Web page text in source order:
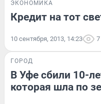
ЭКОНОМИКА
Кредит на тот
10 сентября, 2013, 14:23 7
ГОРОД
В Уфе сбили 10-
которая шла по